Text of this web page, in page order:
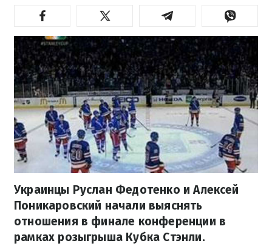
Украинцы Руслан Федотенко и Алексей
Поникаровский начали выяснять
отношения в финале конференции в
рамках розыгрыша Кубка Стэнли.